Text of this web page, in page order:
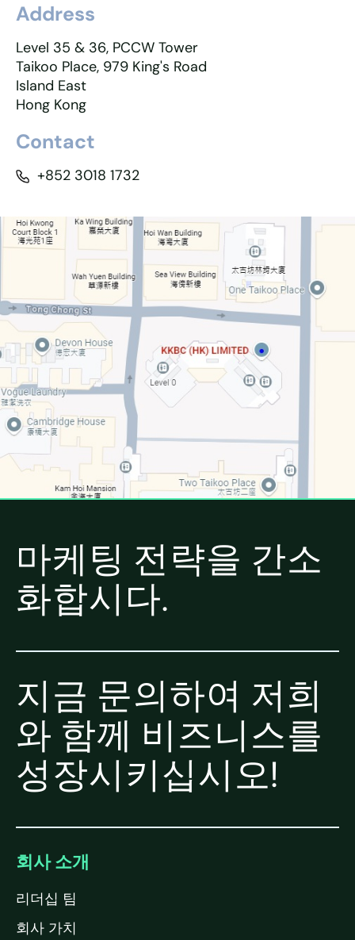
Address
Level 35 & 36, PCCW Tower
Taikoo Place, 979 King's Road
Island East
Hong Kong
Contact
+852 3018 1732
마케팅 전략을 간소
화합시다.
지금 문의하여 저희
와 함께 비즈니스를
성장시키십시오!
회사 소개
리더십 팀
회사 가치